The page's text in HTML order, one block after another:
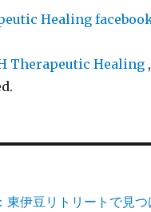
Healing
Therapeutic Healing
伊豆リトリートで見つ